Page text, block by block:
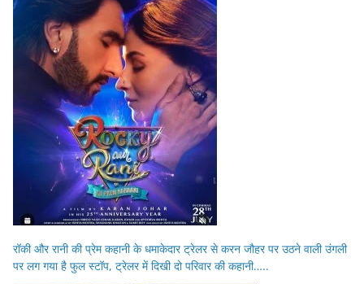
रॉकी और रानी की प्रेम कहानी के धमाकेदार ट्रेलर से करन जौहर पर उठने वाली उंगली
पर लग गया है फुल स्टॉप, ट्रेलर में दिखी दो परिवार की कहानी…..